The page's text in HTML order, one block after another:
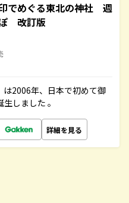
でめぐる東北の神社 週
改訂版
は2006年、日本で初めて御
しました 。
詳細を見る